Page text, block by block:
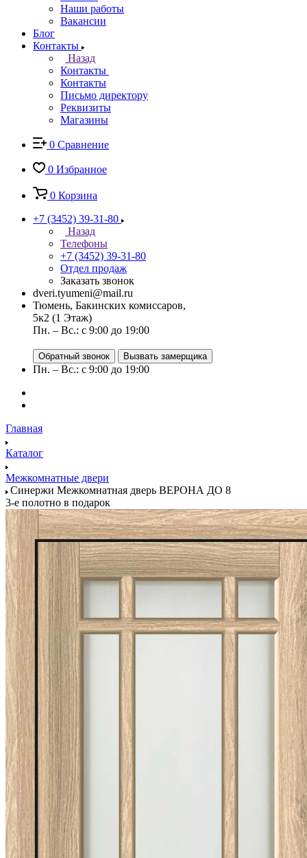
Наши работы
Вакансии
Блог
Контакты
Назад
Контакты
Контакты
Письмо директору
Реквизиты
Магазины
0 Сравнение
0 Избранное
0 Корзина
+7 (3452) 39-31-80
Назад
Телефоны
+7 (3452) 39-31-80
Отдел продаж
Заказать звонок
dveri.tyumeni@mail.ru
Тюмень, Бакинских комиссаров,
5к2 (1 Этаж)
Пн. – Вс.: с 9:00 до 19:00
Обратный звонок Вызвать замерщика
Пн. – Вс.: с 9:00 до 19:00
Главная
Каталог
Межкомнатные двери
Синержи Межкомнатная дверь ВЕРОНА ДО 8
3-е полотно в подарок